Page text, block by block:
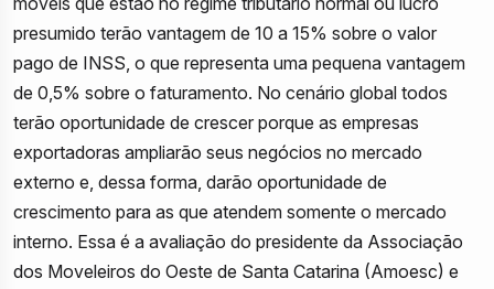
presumido terão vantagem de 10 a 15% sobre o valor
pago de INSS, o que representa uma pequena vantagem
de 0,5% sobre o faturamento. No cenário global todos
terão oportunidade de crescer porque as empresas
exportadoras ampliarão seus negócios no mercado
externo e, dessa forma, darão oportunidade de
crescimento para as que atendem somente o mercado
interno. Essa é a avaliação do presidente da Associação
dos Moveleiros do Oeste de Santa Catarina (Amoesc) e